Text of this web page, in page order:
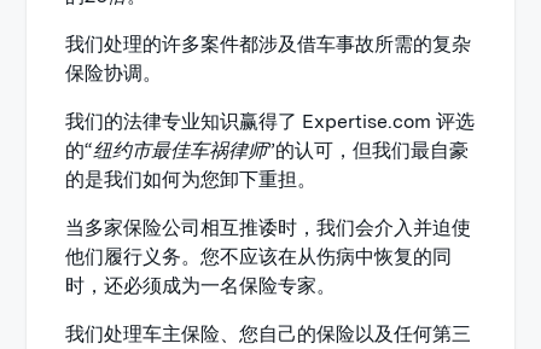
我们处理的许多案件都涉及借车事故所需的复杂
保险协调。
我们的法律专业知识赢得了 Expertise.com 评选
的“纽约市最佳车祸律师”的认可，但我们最自豪
的是我们如何为您卸下重担。
当多家保险公司相互推诿时，我们会介入并迫使
他们履行义务。您不应该在从伤病中恢复的同
时，还必须成为一名保险专家。
我们处理车主保险、您自己的保险以及任何第三